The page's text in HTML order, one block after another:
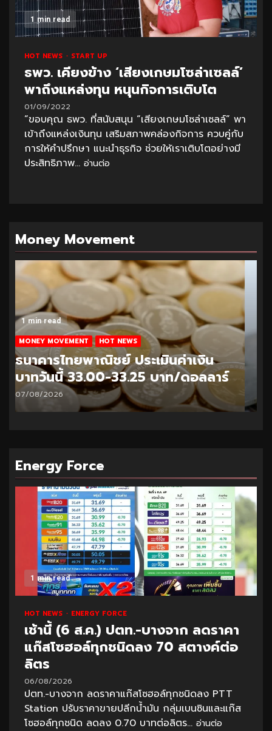
1 min read
HOT NEWS START UP
ธพว. เคียงข้าง ‘เสียงเกษมโซล่าเซลล์’
พาถึงแหล่งทุน หนุนกิจการเติบโต
01/09/2022
“ขอบคุณ ธพว. ที่สนับสนุน “เสียงเกษมโซล่าเซลล์” พา
เข้าถึงแหล่งเงินทุน เสริมสภาพคล่องกิจการ ควบคู่กับ
การให้คำปรึกษา แนะนำธุรกิจ ช่วยให้เราเติบโตอย่างมี
ประสิทธิภาพ... อ่านต่อ
Money Movement
1 min read
MONEY MOVEMENT HOT NEWS
ธนาคารไทยพาณิชย์ ประเมินค่าเงิน
บาทวันนี้ 32.95-33.20 บาท/ดอลลาร์
06/08/2026
Energy Force
1 min read
HOT NEWS ENERGY FORCE
เช้านี้ (6 ส.ค.) ปตท.-บางจาก ลดราคา
แก๊สโซฮอล์ทุกชนิดลง 70 สตางค์ต่อ
ลิตร
06/08/2026
ปตท.-บางจาก ลดราคาแก๊สโซฮอล์ทุกชนิดลง PTT
Station ปรับราคาขายปลีกน้ำมัน กลุ่มเบนซินและแก๊ส
โซฮอล์ทุกชนิด ลดลง 0.70 บาทต่อลิตร... อ่านต่อ